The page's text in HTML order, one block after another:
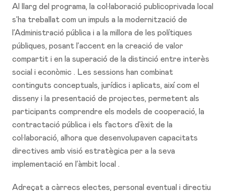
Al llarg del programa, la col·laboració publicoprivada local
s’ha treballat com un impuls a la modernització de
l’Administració pública i a la millora de les polítiques
públiques, posant l’accent en la creació de valor
compartit i en la superació de la distinció entre interès
social i econòmic . Les sessions han combinat
continguts conceptuals, jurídics i aplicats, així com el
disseny i la presentació de projectes, permetent als
participants comprendre els models de cooperació, la
contractació pública i els factors d’èxit de la
col·laboració, alhora que desenvolupaven capacitats
directives amb visió estratègica per a la seva
implementació en l’àmbit local .
Adreçat a càrrecs electes, personal eventual i directiu